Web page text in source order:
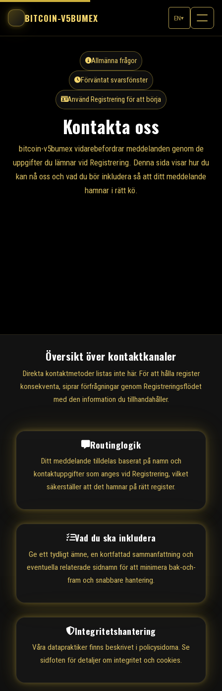
BITCOIN-V5BUMEX EN▾
Allmänna frågor
Förväntat svarsfönster
Använd Registrering för att börja
Kontakta oss
bitcoin-v5bumex vidarebefordrar meddelanden genom de
uppgifter du lämnar vid Registrering. Denna sida visar hur du
kan nå oss och vad du bör inkludera så att ditt meddelande
hamnar i rätt kö.
Översikt över kontaktkanaler
Direkta kontaktmetoder listas inte här. För att hålla register
konsekventa, siprar förfrågningar genom Registreringsflödet
med den information du tillhandahåller.
Routinglogik
Ditt meddelande tilldelas baserat på namn och
kontaktuppgifter som anges vid Registrering, vilket
säkerställer att det hamnar på rätt register.
Vad du ska inkludera
Ge ett tydligt ämne, en kortfattad sammanfattning och
eventuella relaterade sidnamn för att minimera bak-och-
fram och snabbare hantering.
Integritetshantering
Våra datapraktiker finns beskrivet i policysidorna. Se
sidfoten för detaljer om integritet och cookies.